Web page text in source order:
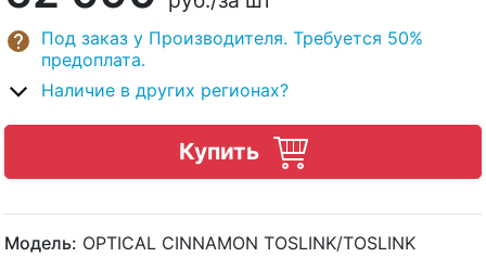
Под заказ у Производителя. Требуется 50%
предоплата.
Наличие в других регионах?
Купить
Модель: OPTICAL CINNAMON TOSLINK/TOSLINK